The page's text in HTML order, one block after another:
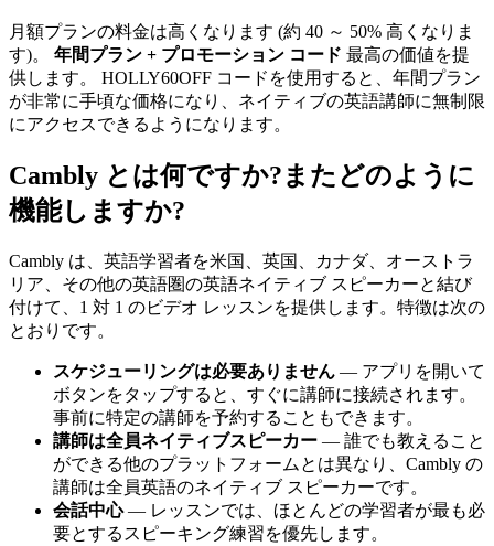
月額プランの料金は高くなります (約 40 ～ 50% 高くなりま
す)。 年間プラン + プロモーション コード 最高の価値を提
供します。 HOLLY60OFF コードを使用すると、年間プラン
が非常に手頃な価格になり、ネイティブの英語講師に無制限
にアクセスできるようになります。
Cambly とは何ですか?またどのように
機能しますか?
Cambly は、英語学習者を米国、英国、カナダ、オーストラ
リア、その他の英語圏の英語ネイティブ スピーカーと結び
付けて、1 対 1 のビデオ レッスンを提供します。特徴は次の
とおりです。
スケジューリングは必要ありません — アプリを開いて
ボタンをタップすると、すぐに講師に接続されます。
事前に特定の講師を予約することもできます。
講師は全員ネイティブスピーカー — 誰でも教えること
ができる他のプラットフォームとは異なり、Cambly の
講師は全員英語のネイティブ スピーカーです。
会話中心— レッスンでは、ほとんどの学習者が最も必
要とするスピーキング練習を優先します。